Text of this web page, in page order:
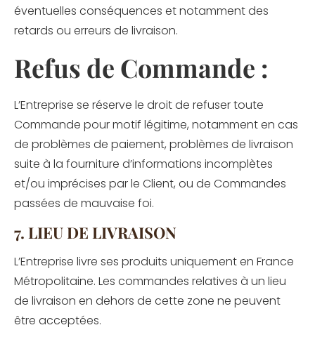
éventuelles conséquences et notamment des
retards ou erreurs de livraison.
Refus de Commande :
L’Entreprise se réserve le droit de refuser toute
Commande pour motif légitime, notamment en cas
de problèmes de paiement, problèmes de livraison
suite à la fourniture d’informations incomplètes
et/ou imprécises par le Client, ou de Commandes
passées de mauvaise foi.
7. LIEU DE LIVRAISON
L’Entreprise livre ses produits uniquement en France
Métropolitaine. Les commandes relatives à un lieu
de livraison en dehors de cette zone ne peuvent
être acceptées.